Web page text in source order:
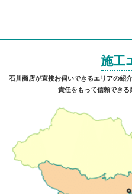
施工
石川商店が直接お伺いできるエリアの紹
責任をもって信頼できる